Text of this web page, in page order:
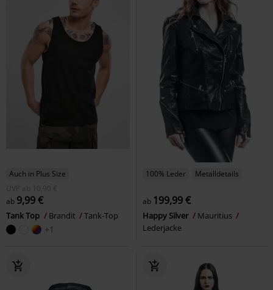
Auch in Plus Size
UVP
ab
10,90 €
ab 9,99 €
Tank Top Brandit Tank-Top
+1
100% Leder Metalldetails
ab 199,99 €
Happy Silver
Mauritius
Lederjacke